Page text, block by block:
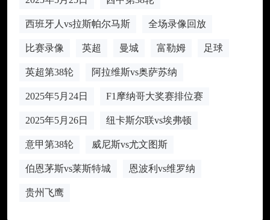
西班牙人vs拉斯帕尔马斯 全场录像回放
比赛录像 英超 曼城 富勒姆 足球
英超第38轮 阿拉维斯vs奥萨苏纳
2025年5月24日 F1摩纳哥大奖赛排位赛
2025年5月26日 纽卡斯尔联vs埃弗顿
意甲第38轮 威尼斯vs尤文图斯
伯恩茅斯vs莱斯特城 恩波利vs维罗纳
贵州飞鹰